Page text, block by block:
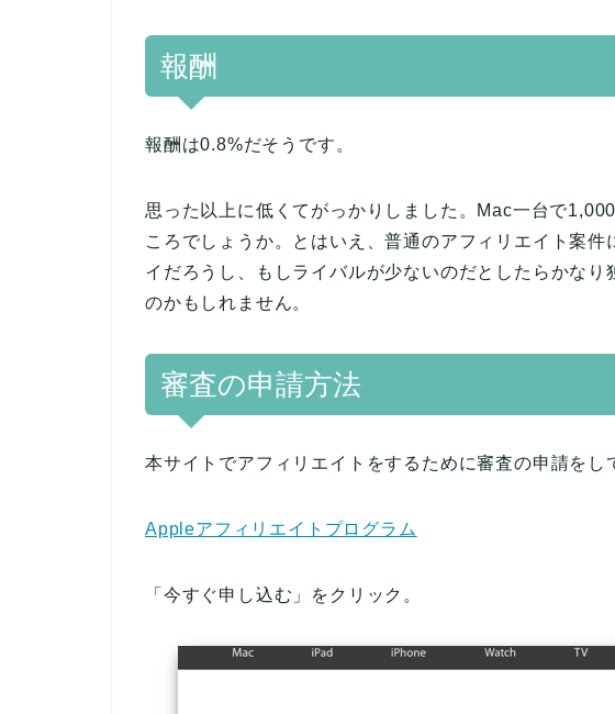
報酬
報酬は0.8%だそうです。
思った以上に低くてがっかりしました。Mac一台で
ころでしょうか。とはいえ、普通のアフィリエイト案
イだろうし、もしライバルが少ないのだとしたらかなり
のかもしれません。
審査の申請方法
本サイトでアフィリエイトをするために審査の申請をし
Appleアフィリエイトプログラム
「今すぐ申し込む」をクリック。